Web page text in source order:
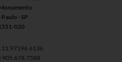
Paulo - SP
020
905.678.7588